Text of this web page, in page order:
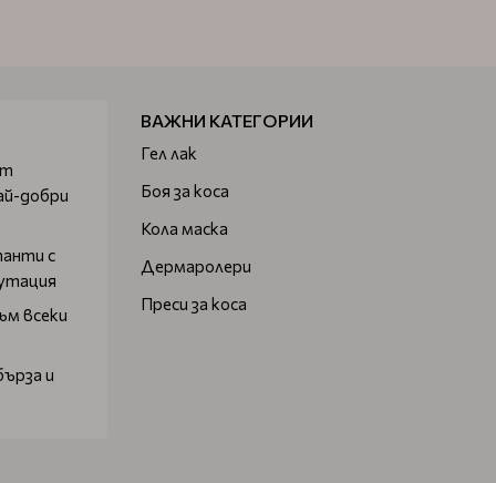
добри
с
всеки
и
ВАЖНИ КАТЕГОРИИ
Гел лак
Боя за коса
Кола маска
Дермаролери
Преси за коса